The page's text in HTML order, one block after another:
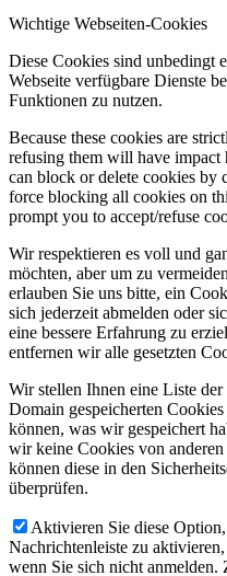
Wichtige Webseiten-Cookies
Diese Cookies sind unbedingt
Webseite verfügbare Dienste
Funktionen zu nutzen.
Because these cookies are
refusing them will have
can block or delete cookies by
force blocking all cookies on
prompt you to accept/refuse
Wir respektieren es voll und
möchten, aber um zu
erlauben Sie uns bitte, ein
sich jederzeit abmelden oder
eine bessere Erfahrung zu
entfernen wir alle gesetzten
Wir stellen Ihnen eine Liste
Domain gespeicherten
können, was wir gespeichert
wir keine Cookies von
können diese in den
überprüfen.
Aktivieren Sie diese
Nachrichtenleiste zu
wenn Sie sich nicht anmelden.